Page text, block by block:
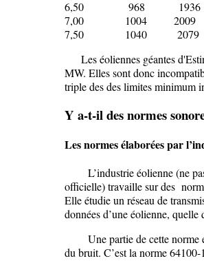
6,50 968 1936
7,00 1004 2009
7,50 1040 2079
Les éoliennes géantes
MW. Elles sont donc
triple des des limites minimum
Y a-t-il des normes
Les normes élaborées par
L’industrie éolienne (ne pas
officielle) travaille sur des
Elle étudie un réseau de
données d’une éolienne,
Une partie de cette norme
du bruit. C’est la norme